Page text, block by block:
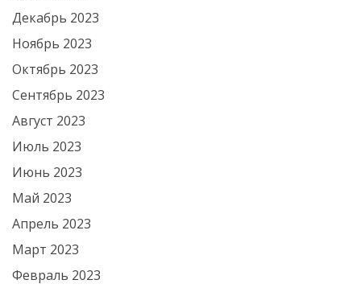
Декабрь 2023
Ноябрь 2023
Октябрь 2023
Сентябрь 2023
Август 2023
Июль 2023
Июнь 2023
Май 2023
Апрель 2023
Март 2023
Февраль 2023